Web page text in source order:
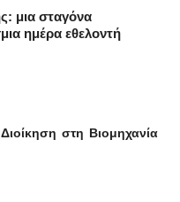
μια σταγόνα
ημέρα εθελοντή
στη Βιομηχανία